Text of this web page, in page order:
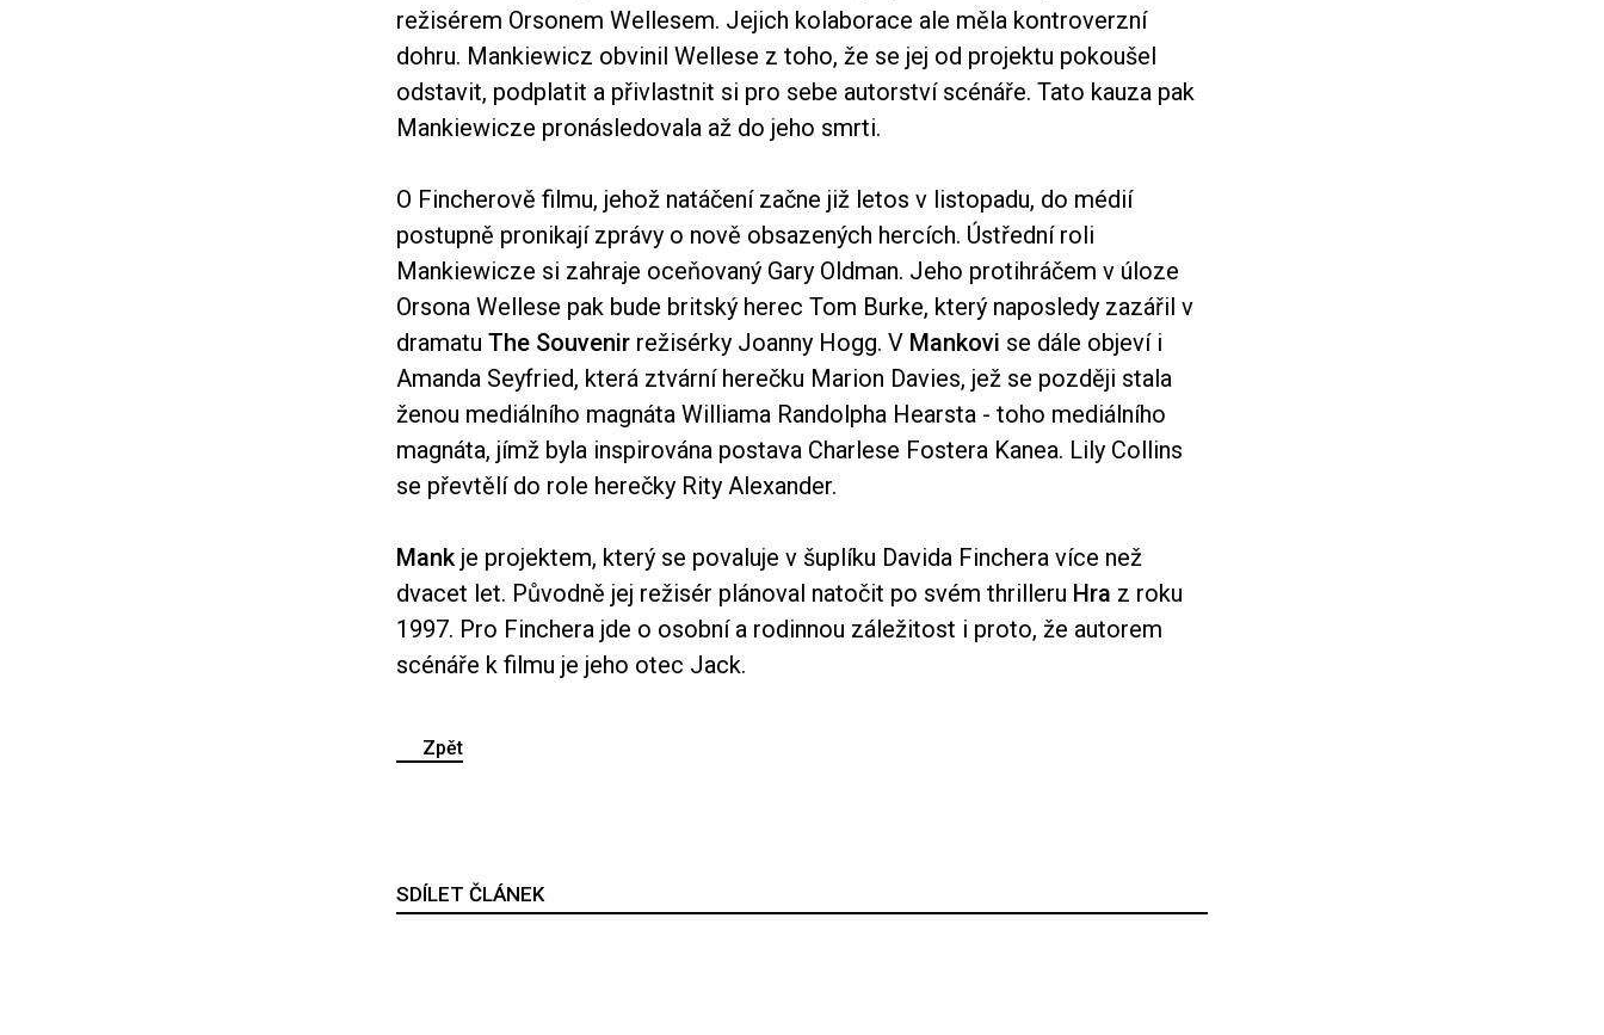
režisérem Orsonem Wellesem. Jejich kolaborace ale měla kontroverzní
dohru. Mankiewicz obvinil Wellese z toho, že se jej od projektu pokoušel
odstavit, podplatit a přivlastnit si pro sebe autorství scénáře. Tato kauza pak
Mankiewicze pronásledovala až do jeho smrti.
O Fincherově filmu, jehož natáčení začne již letos v listopadu, do médií
postupně pronikají zprávy o nově obsazených hercích. Ústřední roli
Mankiewicze si zahraje oceňovaný Gary Oldman. Jeho protihráčem v úloze
Orsona Wellese pak bude britský herec Tom Burke, který naposledy zazářil v
dramatu The Souvenir režisérky Joanny Hogg. V Mankovi se dále objeví i
Amanda Seyfried, která ztvární herečku Marion Davies, jež se později stala
ženou mediálního magnáta Williama Randolpha Hearsta - toho mediálního
magnáta, jímž byla inspirována postava Charlese Fostera Kanea. Lily Collins
se převtělí do role herečky Rity Alexander.
Mank je projektem, který se povaluje v šuplíku Davida Finchera více než
dvacet let. Původně jej režisér plánoval natočit po svém thrilleru Hra z roku
1997. Pro Finchera jde o osobní a rodinnou záležitost i proto, že autorem
scénáře k filmu je jeho otec Jack.
Zpět
SDÍLET ČLÁNEK